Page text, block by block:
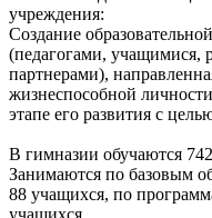
учреждения:
Создание
(педагогами, учащимися,
партнерами),
жизнеспособной
этапе его развития с
В гимназии обучаются
Занимаются по базовым
88 учащихся, по
учащихся.